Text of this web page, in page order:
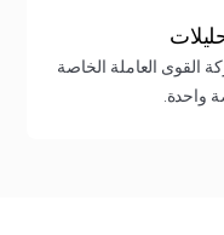
القوى العاملة الخاصة